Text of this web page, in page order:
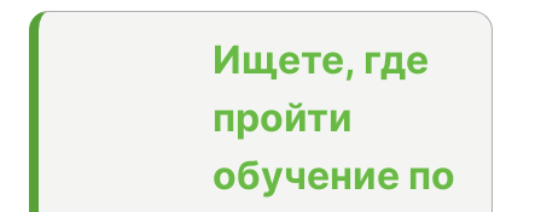
Ищете, где
пройти
обучение по